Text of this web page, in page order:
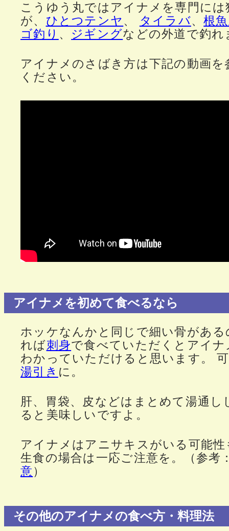
こうゆう丸ではアイナメを専門に
が、 ひとつテンヤ 、 タイラバ、根
ゴ釣り 、 ジギングなどの外道で釣れ
アイナメのさばき方は下記の動画
ください。
アイナメを初めて食べるなら
ホッケなんかと同じで細い骨があ
れば刺身で食べていただくとアイ
わかっていただけると思います。
湯引き に。
肝、胃袋、皮などはまとめて湯通し
ると美味しいですよ。
アイナメはアニサキスがいる可能
生食の場合は一応ご注意を。（参考
意 ）
その他のアイナメの食べ方・料理法